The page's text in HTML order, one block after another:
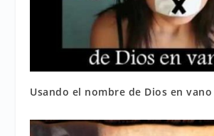
Usando el nombre de Dios en vano